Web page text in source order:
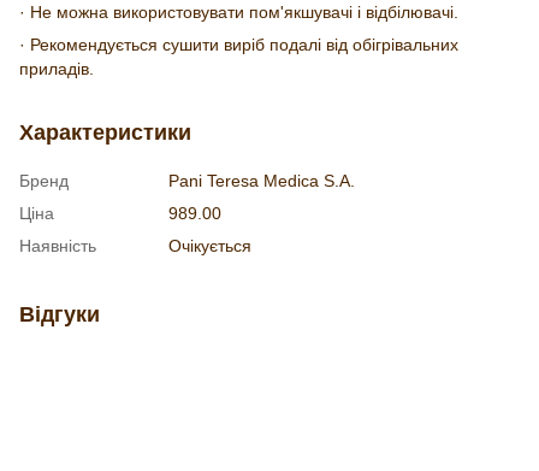
· Не можна використовувати пом'якшувачі і відбілювачі.
· Рекомендується сушити виріб подалі від обігрівальних
приладів.
Характеристики
Бренд
Pani Teresa Medica S.A.
Ціна
989.00
Наявність
Очікується
Відгуки